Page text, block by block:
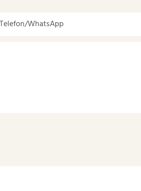
Telefon/WhatsApp